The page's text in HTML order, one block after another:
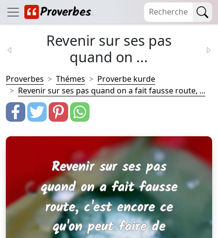
Revenir sur ses pas
quand on ...
Proverbes Thémes
Proverbe kurde
Revenir sur ses pas quand on a fait fausse route, ...